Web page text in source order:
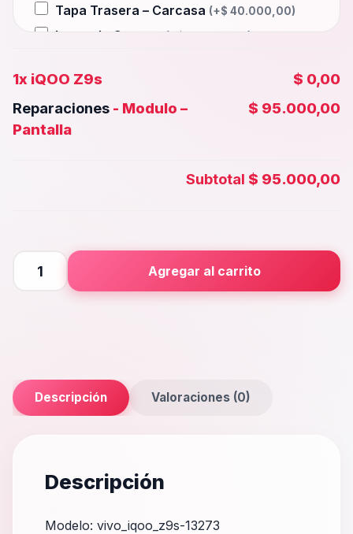
Tapa Trasera – Carcasa (+$ 40.000,00)
Lente de Camara
Wifi – Señal – Antena
Camara Trasera(+$ 45.000,00
Camara frontal, Selfie – Face id
(+$25.000,00 )
Placa Principal
1x iQOO Z9s
$ 0,00
Reparaciones - Modulo –
Pantalla
$ 95.000,00
Subtotal $ 95.000,00
Agregar al carrito
Descripción Valoraciones (0)
Descripción
Modelo: vivo_iqoo_z9s-13273